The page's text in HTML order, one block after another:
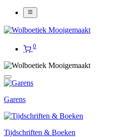
0
Garens
Tijdschriften & Boeken